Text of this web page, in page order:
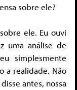
sobre ele?
ele. Eu ouvi
uma análise de
simplesmente
a realidade. Não
antes, nossa